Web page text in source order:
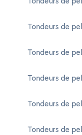
Tondeurs de
Tondeurs de
Tondeurs de
Tondeurs de
Tondeurs de